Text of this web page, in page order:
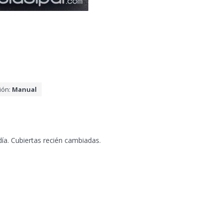
Manual
Cubiertas recién cambiadas.